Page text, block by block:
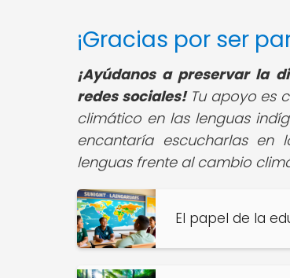
¡Gracias por ser
¡Ayúdanos a preservar la
redes sociales!Tu apoyo es
climático en las lenguas
encantaría escucharlas en
lenguas frente al cambio
El papel de la